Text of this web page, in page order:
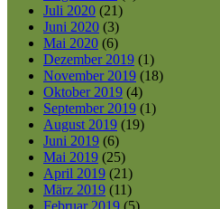
Juli 2020 (21)
Juni 2020 (3)
Mai 2020 (6)
Dezember 2019 (1)
November 2019 (18)
Oktober 2019 (4)
September 2019 (1)
August 2019 (19)
Juni 2019 (6)
Mai 2019 (25)
April 2019 (21)
März 2019 (11)